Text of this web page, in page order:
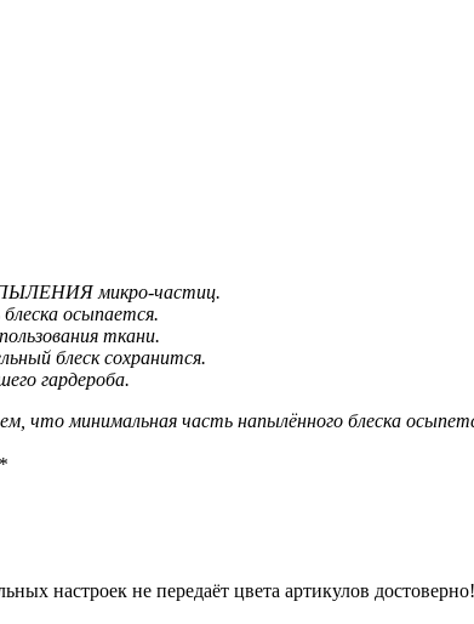
микро-частиц.
осыпается.
ткани.
блеск сохранится.
гардероба.
минимальная часть напылённого блеска
настроек не передаёт цвета артикулов достоверно!